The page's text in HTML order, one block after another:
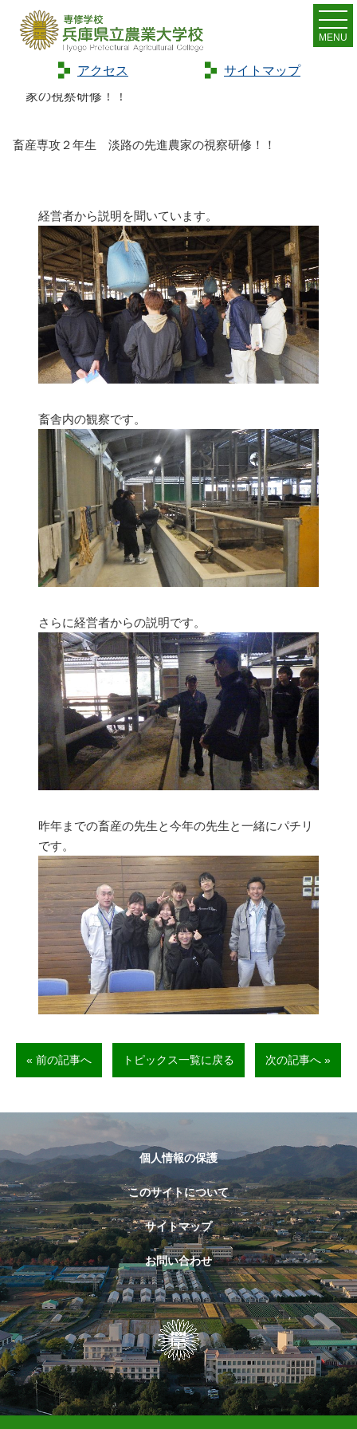
アクセス サイトマップ
MENU
Home> トピックス
畜産専攻２年生 淡路の先進農
家の視察研修！！
畜産専攻２年生 淡路の先進農家の視察研修！！
経営者から説明を聞いています。
畜舎内の観察です。
さらに経営者からの説明です。
昨年までの畜産の先生と今年の先生と一緒にパチリ
です。
« 前の記事へ トピックス一覧に戻る 次の記事へ »
個人情報の保護
このサイトについて
サイトマップ
お問い合わせ